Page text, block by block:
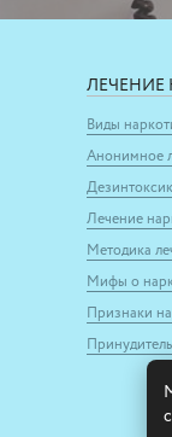
Виды
Анонимное
Лечение
Методика
Мифы о
Признаки
с